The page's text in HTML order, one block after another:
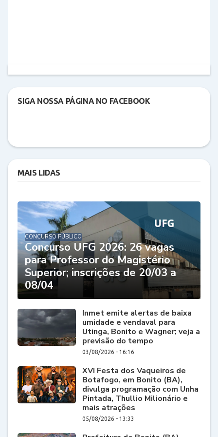
SIGA NOSSA PÁGINA NO FACEBOOK
MAIS LIDAS
CONCURSO PÚBLICO
Concurso UFG 2026: 26 vagas
para Professor do Magistério
Superior; inscrições de 20/03 a
08/04
Inmet emite alertas de baixa
umidade e vendaval para
Utinga, Bonito e Wagner; veja a
previsão do tempo
03/08/2026 - 16:16
XVI Festa dos Vaqueiros de
Botafogo, em Bonito (BA),
divulga programação com Unha
Pintada, Thullio Milionário e
mais atrações
05/08/2026 - 13:33